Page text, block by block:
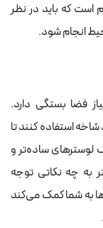
است که باید در نظر
انجام شود.
فضا بستگی دارد.
استفاده کنند تا
لوسترهای ساده‌تر و
به چه نکاتی توجه
به شما کمک می‌کند